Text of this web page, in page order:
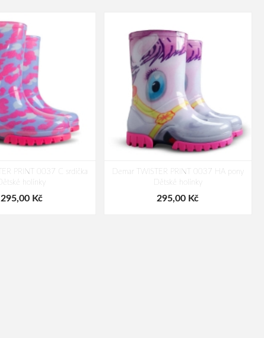
PRINT 0037 C srdíčka
Dětské holínky
295,00 Kč
Demar TWISTER PRINT 0037 HA pony
Dětské holínky
295,00 Kč